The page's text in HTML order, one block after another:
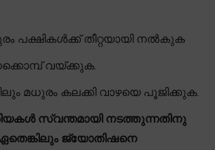
പക്ഷികൾക്ക് തീറ്റയായി നൽകുക
വയ്ക്കുക.
മധുരം കലക്കി വാഴയെ പൂജിക്കുക.
സ്വന്തമായി നടത്തുന്നതിനു
ജ്യോതിഷനെ